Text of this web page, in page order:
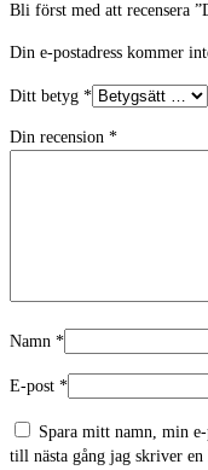
Bli först med att recensera
Din e-postadress kommer
Ditt betyg *
Din recension *
Namn *
E-post *
Spara mitt namn, min e-
till nästa gång jag skriver en